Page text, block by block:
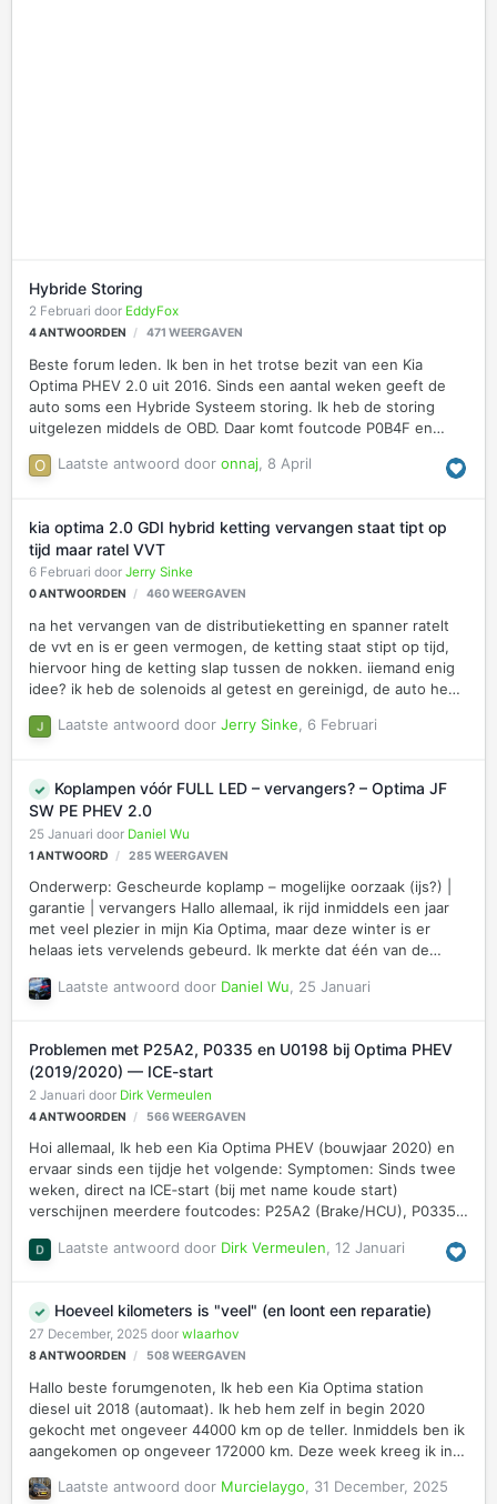
Hybride Storing
2 Februari door EddyFox
4ANTWOORDEN 471 WEERGAVEN
Beste forum leden. Ik ben in het trotse bezit van een Kia
Optima PHEV 2.0 uit 2016. Sinds een aantal weken geeft de
auto soms een Hybride Systeem storing. Ik heb de storing
uitgelezen middels de OBD. Daar komt foutcode P0B4F en
niet meer geladen tijden het rijden, de 2 pijltjes icoon van
geweest en die zeggen er niks aan te kunnen doen. Ze
hebben de accu getest en de SOH zou nog maar 60% zijn.
Verhaal was dat daardoor het onderlinge spanningsverschil per
cel te grote verschil…
Laatste antwoord door onnaj 8 April
kia optima 2.0 GDI hybrid ketting vervangen staat tipt op
tijd maar ratel VVT
6 Februari door Jerry Sinke
0ANTWOORDEN 460WEERGAVEN
na het vervangen van de distributieketting en spanner ratelt
de vvt en is er geen vermogen, de ketting staat stipt op tijd,
hiervoor hing de ketting slap tussen de nokken. iiemand enig
idee? ik heb de solenoids al getest en gereinigd, de auto heeft
Laatste antwoord door Jerry Sinke 6 Februari
Koplampen vóór FULL LED – vervangers? – Optima JF
SW PE PHEV 2.0
25 Januari door Daniel Wu
1 ANTWOORD 285 WEERGAVEN
Onderwerp: Gescheurde koplamp – mogelijke oorzaak (ijs?) |
garantie | vervangers Hallo allemaal, ik rijd inmiddels een jaar
met veel plezier in mijn Kia Optima, maar deze winter is er
helaas iets vervelends gebeurd. Ik merkte dat één van de
(een soort “zoek de verschillen”) ontdekte ik een klein
vermoeden is dat ijs de oorzaak kan zijn geweest – mogelijk is
er vocht tussen gekomen dat bij vorst is uitgezet en zo het
kunststof heeft doen barsten. Ik heb hierover een paar
vragen: …
Laatste antwoord door Daniel Wu 25 Januari
Problemen met P25A2, P0335 en U0198 bij Optima PHEV
(2019/2020) — ICE-start
2 Januari door Dirk Vermeulen
4ANTWOORDEN 566WEERGAVEN
Hoi allemaal, Ik heb een Kia Optima PHEV (bouwjaar 2020) en
ervaar sinds een tijdje het volgende: Symptomen: Sinds twee
weken, direct na ICE‑start (bij met name koude start)
verschijnen meerdere foutcodes: P25A2 (Brake/HCU), P0335
Tegelijk gaan waarschuwingen aan voor traction control, ESC,
auto, alles werkt prima. Problemen lijken gecorrigeerd als ik
ICE start vermijd, bijvoorbeeld geen verwarming gebruiken of
HEV-knop niet indrukken. De 12V accu is recent …
Laatste antwoord door Dirk Vermeulen 12 Januari
Hoeveel kilometers is "veel" (en loont een reparatie)
27 December, 2025 door wlaarhov
8ANTWOORDEN 508WEERGAVEN
Hallo beste forumgenoten, Ik heb een Kia Optima station
diesel uit 2018 (automaat). Ik heb hem zelf in begin 2020
gekocht met ongeveer 44000 km op de teller. Inmiddels ben ik
aangekomen op ongeveer 172000 km. Deze week kreeg ik in
en dat ik waarschijnlijk in 2026 ergens er wel aan moet
Laatste antwoord door Murcielaygo 31 December, 2025